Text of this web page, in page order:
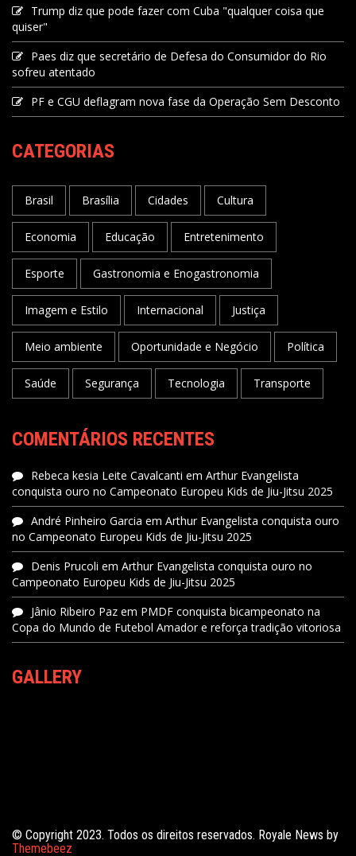
Trump diz que pode fazer com Cuba "qualquer coisa que
quiser"
Paes diz que secretário de Defesa do Consumidor do Rio
sofreu atentado
PF e CGU deflagram nova fase da Operação Sem Desconto
CATEGORIAS
Brasil Brasília Cidades Cultura
Economia Educação Entretenimento
Esporte Gastronomia e Enogastronomia
Imagem e Estilo Internacional Justiça
Meio ambiente Oportunidade e Negócio Política
Saúde Segurança Tecnologia Transporte
COMENTÁRIOS RECENTES
Rebeca kesia Leite Cavalcanti em Arthur Evangelista
conquista ouro no Campeonato Europeu Kids de Jiu-Jitsu 2025
André Pinheiro Garcia em Arthur Evangelista conquista ouro
no Campeonato Europeu Kids de Jiu-Jitsu 2025
Denis Prucoli em Arthur Evangelista conquista ouro no
Campeonato Europeu Kids de Jiu-Jitsu 2025
Jânio Ribeiro Paz em PMDF conquista bicampeonato na
Copa do Mundo de Futebol Amador e reforça tradição vitoriosa
GALLERY
© Copyright 2023. Todos os direitos reservados. Royale News by
Themebeez